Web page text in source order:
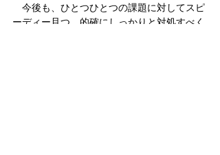
今後も、ひとつひとつの課題に対してスピ
ーディー且つ、的確にしっかりと対処すべく